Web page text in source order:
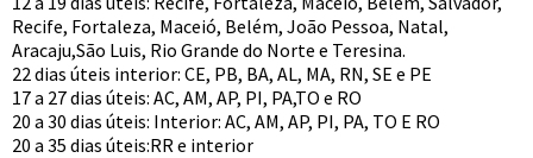
Recife, Fortaleza, Maceió, Belém, João Pessoa, Natal,
Aracaju,São Luis, Rio Grande do Norte e Teresina.
22 dias úteis interior: CE, PB, BA, AL, MA, RN, SE e PE
17 a 27 dias úteis: AC, AM, AP, PI, PA,TO e RO
20 a 30 dias úteis: Interior: AC, AM, AP, PI, PA, TO E RO
20 a 35 dias úteis:RR e interior